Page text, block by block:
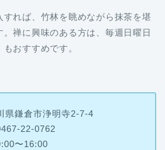
すれば、竹林を眺めながら抹茶を堪
禅に興味のある方は、毎週日曜日
おすすめです。
県鎌倉市浄明寺2-7-4
22-0762
〜16:00